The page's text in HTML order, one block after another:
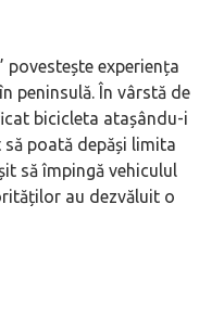
povestește experiența
peninsulă. În vârstă de
bicicleta atașându-i
poată depăși limita
să împingă vehiculul
au dezvăluit o